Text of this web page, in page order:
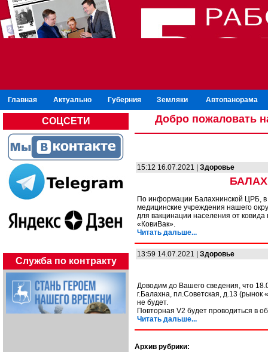
Главная Актуально Губерния Земляки Автопанорама
СОЦСЕТИ
Служба по контракту
Добро пожаловать
15:12 16.07.2021 | Здоровье
По информации Балахнинской ЦРБ,
медицинские учреждения нашего
для вакцинации населения от
«КовиВак».
Читать дальше...
13:59 14.07.2021 | Здоровье
Доводим до Вашего сведения, что
г.Балахна, пл.Советская, д.13 (рынок
не будет.
Повторная V2 будет проводиться в
Читать дальше...
Архив рубрики: